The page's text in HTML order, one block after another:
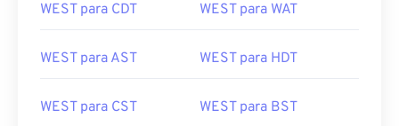
WEST para CDT WEST para WAT
WEST para AST WEST para HDT
WEST para CST WEST para BST